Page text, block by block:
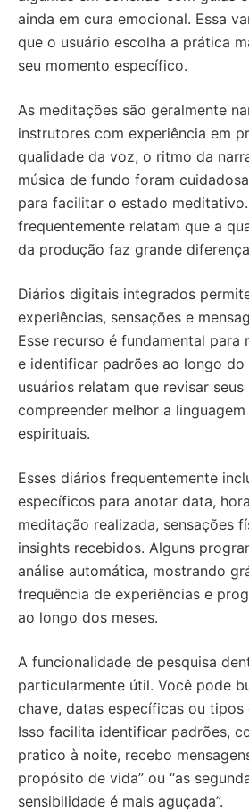
ainda em cura emocional. Essa
que o usuário escolha a prática
seu momento específico.
As meditações são geralmente
instrutores com experiência em
qualidade da voz, o ritmo da
música de fundo foram
para facilitar o estado
frequentemente relatam que a
da produção faz grande
Diários digitais integrados
experiências, sensações e
Esse recurso é fundamental para
e identificar padrões ao longo
usuários relatam que revisar
compreender melhor a
espirituais.
Esses diários frequentemente
específicos para anotar data,
meditação realizada, sensações
insights recebidos. Alguns
análise automática, mostrando
frequência de experiências e
ao longo dos meses.
A funcionalidade de pesquisa
particularmente útil. Você pode
chave, datas específicas ou tipos
Isso facilita identificar padrões,
pratico à noite, recebo
propósito de vida” ou “as
sensibilidade é mais aguçada”.